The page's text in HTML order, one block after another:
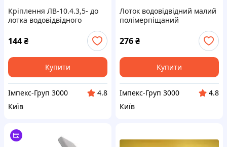
Кріплення ЛВ-10.4.3,5- до
лотка водовідвідного
144₴
Купити
Імпекс-Груп 3000
4.8
Київ
Лоток водовідвідний малий
полімерпіщаний
276₴
Купити
Імпекс-Груп 3000
4.8
Київ